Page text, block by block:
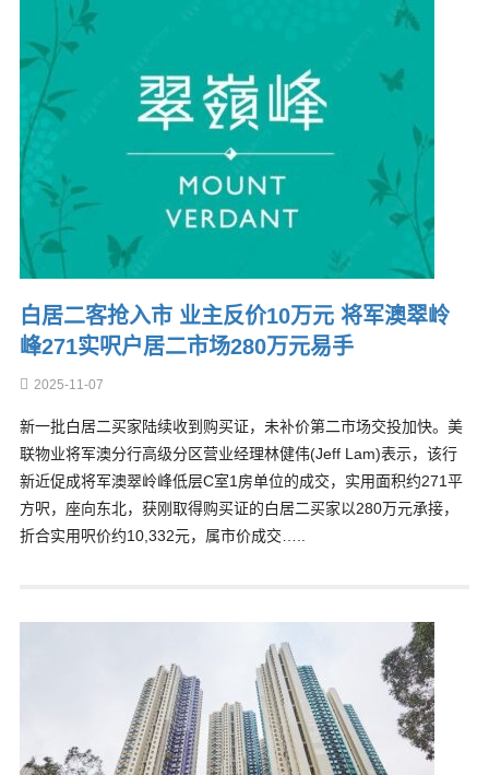
白居二客抢入市 业主反价10万元 将军澳翠岭
峰271实呎户居二市场280万元易手
2025-11-07
新一批白居二买家陆续收到购买证，未补价第二市场交投加快。美
联物业将军澳分行高级分区营业经理林健伟(Jeff Lam)表示，该行
新近促成将军澳翠岭峰低层C室1房单位的成交，实用面积约271平
方呎，座向东北，获刚取得购买证的白居二买家以280万元承接，
折合实用呎价约10,332元，属市价成交…..